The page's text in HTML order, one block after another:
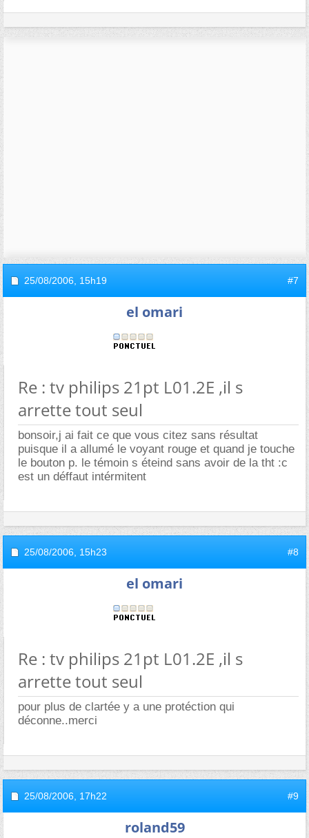
25/08/2006, 15h19 #7
el omari
Re : tv philips 21pt L01.2E ,il s
arrette tout seul
bonsoir,j ai fait ce que vous citez sans résultat
puisque il a allumé le voyant rouge et quand je touche
le bouton p. le témoin s éteind sans avoir de la tht :c
est un déffaut intérmitent
25/08/2006, 15h23 #8
el omari
Re : tv philips 21pt L01.2E ,il s
arrette tout seul
pour plus de clartée y a une protéction qui
déconne..merci
25/08/2006, 17h22 #9
roland59